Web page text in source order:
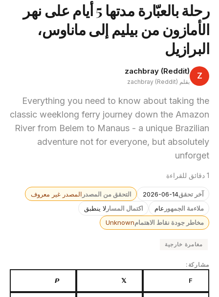
رحلة بالعبّارة مدتها 5 أيام على نهر
الأمازون من بيليم إلى ماناوس،
البرازيل
Z
zachbray (Reddit)
بقلم zachbray (Reddit)
Everything you need to know about taking the
classic weeklong ferry journey down the Amazon
River from Belem to Manaus - a unique Brazilian
adventure not for everyone, but absolutely
unforget
1 دقائق للقراءة
آخر تحقق2026-06-14 التحقق من المصدر المصدر غير معروف
ملاءمة الجمهور عام اكتمال المسار لا ينطبق
مخاطر جودة نقاط الاهتمامUnknown
مغامرة خارجية
مشاركة:
F
𝕏
𝙋